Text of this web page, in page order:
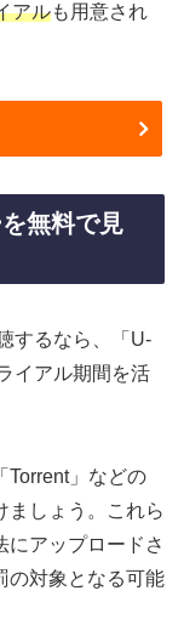
アルも用意され
無料で見
するなら、「U-
イアル期間を活
Torrent」などの
ましょう。これら
にアップロードさ
の対象となる可能